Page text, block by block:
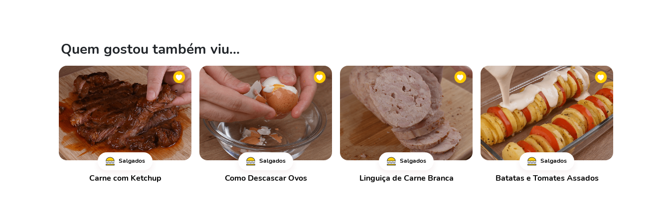
Quem gostou também viu...
Salgados
Carne com Ketchup
Salgados
Como Descascar Ovos
Salgados
Linguiça de Carne Branca
Salgados
Batatas e Tomates Assados